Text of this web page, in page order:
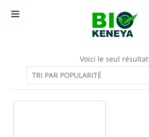
Voici le seul résultat